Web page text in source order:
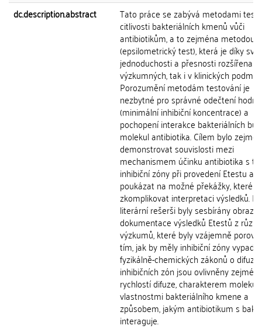
dc.description.abstract
Tato práce se zabývá metodami
citlivosti bakteriálních kmenů vůči
antibiotikům, a to zejména metodou
(epsilometrický test), která je díky své
jednoduchosti a přesnosti rozšířena
výzkumných, tak i v klinických
Porozumění metodám testování je
nezbytné pro správné odečtení
(minimální inhibiční koncentrace) a
pochopení interakce bakteriálních
molekul antibiotika. Cílem bylo
demonstrovat souvislosti mezi
mechanismem účinku antibiotika s
inhibiční zóny při provedení Etestu a
poukázat na možné překážky, které
zkomplikovat interpretaci výsledků. Při
literární rešerši byly sesbírány
dokumentace výsledků Etestů z
výzkumů, které byly vzájemně
tím, jak by měly inhibiční zóny
fyzikálně-chemických zákonů o difuzi.
inhibičních zón jsou ovlivněny
rychlostí difuze, charakterem molekul,
vlastnostmi bakteriálního kmene a
způsobem, jakým antibiotikum s
interaguje.